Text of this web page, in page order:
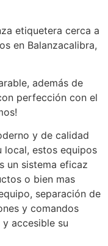
etiquetera cerca a
en Balanzacalibra,
además de
perfección con el
y de calidad
local, estos equipos
un sistema eficaz
o bien mas
separación de
y comandos
accesible su